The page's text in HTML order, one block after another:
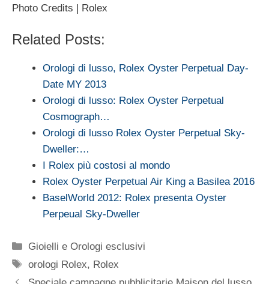
Photo Credits | Rolex
Related Posts:
Orologi di lusso, Rolex Oyster Perpetual Day-
Date MY 2013
Orologi di lusso: Rolex Oyster Perpetual
Cosmograph…
Orologi di lusso Rolex Oyster Perpetual Sky-
Dweller:…
I Rolex più costosi al mondo
Rolex Oyster Perpetual Air King a Basilea 2016
BaselWorld 2012: Rolex presenta Oyster
Perpeual Sky-Dweller
Categorie
Gioielli e Orologi esclusivi
Tag
orologi Rolex, Rolex